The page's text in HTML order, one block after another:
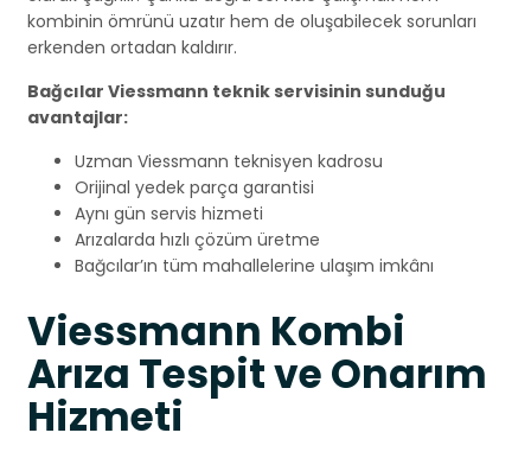
kombinin ömrünü uzatır hem de oluşabilecek sorunları
erkenden ortadan kaldırır.
Bağcılar Viessmann teknik servisinin sunduğu
avantajlar:
Uzman Viessmann teknisyen kadrosu
Orijinal yedek parça garantisi
Aynı gün servis hizmeti
Arızalarda hızlı çözüm üretme
Bağcılar’ın tüm mahallelerine ulaşım imkânı
Viessmann Kombi
Arıza Tespit ve Onarım
Hizmeti